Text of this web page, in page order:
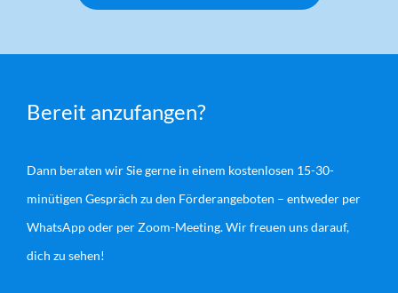
Bereit anzufangen?
Dann beraten wir Sie gerne in einem kostenlosen 15-30-
minütigen Gespräch zu den Förderangeboten – entweder per
WhatsApp oder per Zoom-Meeting. Wir freuen uns darauf,
dich zu sehen!